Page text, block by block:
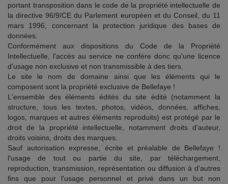
portant transposition dans le code de la propriété intellectuelle de
la directive 96/9/CE du Parlement européen et du Conseil, du 11
mars 1996, concernant la protection juridique des bases de
données.
Conformément aux dispositions du Code de la Propriété
Intellectuelle, l'accès au service ne confère donc qu'une licence
d'usage non exclusive et non transmissible à des tiers.
Le site le nom de domaine ainsi que les éléments qui le
composent sont la propriété exclusive de Bellefaye !
L'ensemble des éléments édités du site édité (notamment la
structure, tous les textes, photos, vidéos, données, affiches,
logos, marques et autres éléments reproduits) est protégé par le
droit de la propriété intellectuelle, notamment droits d'auteur,
droits voisins, droits des marques.
Sauf autorisation expresse, écrite et préalable de Bellefaye !
l'usage de tout ou partie du site, par téléchargement,
reproduction, transmission, représentation ou diffusion à d'autres
fins que pour l'usage personnel et privé dans un but non